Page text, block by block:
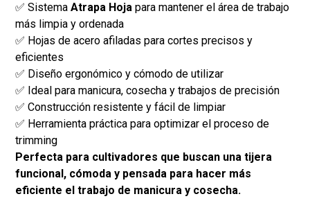
✅ SistemaAtrapa Hoja para mantener el área de trabajo
más limpia y ordenada
✅ Hojas de acero afiladas para cortes precisos y
eficientes
✅ Diseño ergonómico y cómodo de utilizar
✅ Ideal para manicura, cosecha y trabajos de precisión
✅ Construcción resistente y fácil de limpiar
✅ Herramienta práctica para optimizar el proceso de
trimming
Perfecta para cultivadores que buscan una tijera
funcional, cómoda y pensada para hacer más
eficiente el trabajo de manicura y cosecha.